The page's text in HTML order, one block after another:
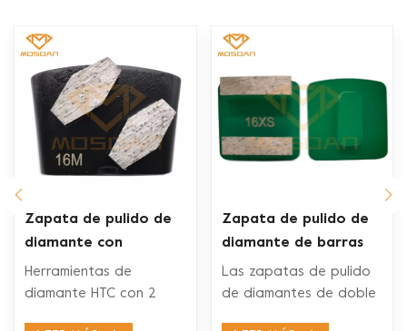
Zapata de pulido de
diamante con
segmento de
hexágonos dobles Ez
Herramientas de
diamante HTC con 2
Zapata de pulido de
diamante de barras
dobles Husqvarna Redi
Lock para piso de
Las zapatas de pulido
de diamantes de doble